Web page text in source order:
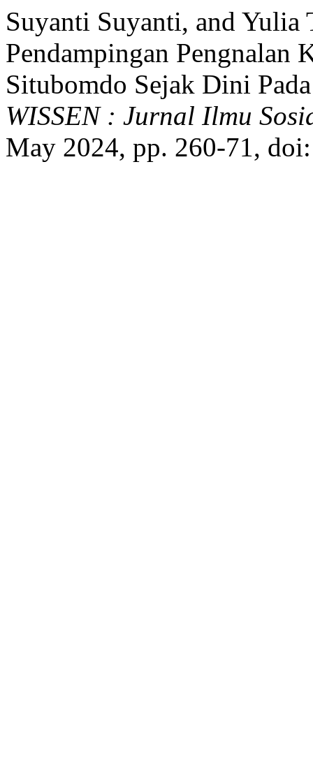
Suyanti Suyanti, and
Pendampingan Pengnalan
Situbomdo Sejak Dini
WISSEN : Jurnal Ilmu
May 2024, pp. 260-71,